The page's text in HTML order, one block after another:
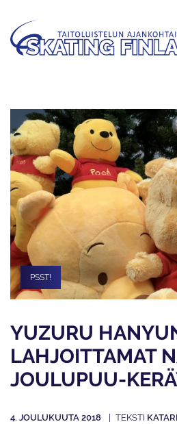
PSST!
YUZURU
LAHJOITTAMAT
JOULUPUU-
4. JOULUKUUTA 2018